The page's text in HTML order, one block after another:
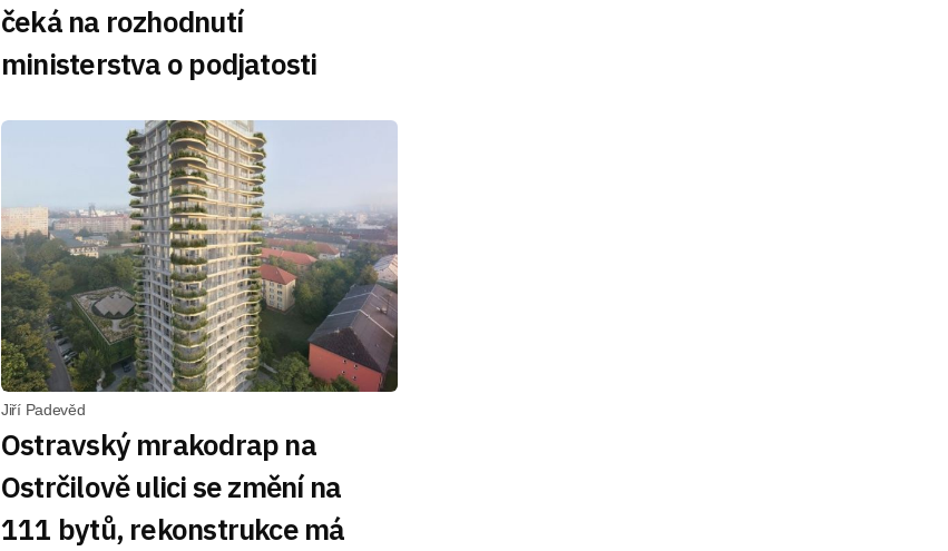
čeká na rozhodnutí
ministerstva o podjatosti
Jiří Padevěd
Ostravský mrakodrap na
Ostrčilově ulici se změní na
111 bytů, rekonstrukce má